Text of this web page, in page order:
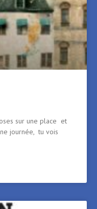
sur une place et
journée, tu vois